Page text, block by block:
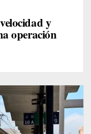
y
operación